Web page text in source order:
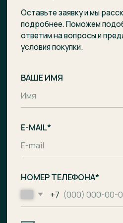
Отправить заявку
Комплекс апартаментов с гостиницей
ответственностью «Специализированный
Проектное финансирование
предоставил АО «Банк ДОМ.РФ».